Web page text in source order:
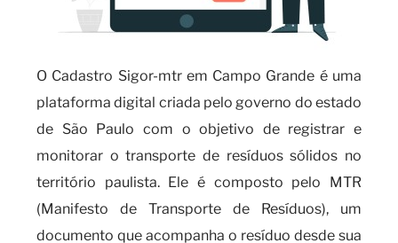
O Cadastro Sigor-mtr em Campo Grande é uma
plataforma digital criada pelo governo do estado
de São Paulo com o objetivo de registrar e
monitorar o transporte de resíduos sólidos no
território paulista. Ele é composto pelo MTR
(Manifesto de Transporte de Resíduos), um
documento que acompanha o resíduo desde sua